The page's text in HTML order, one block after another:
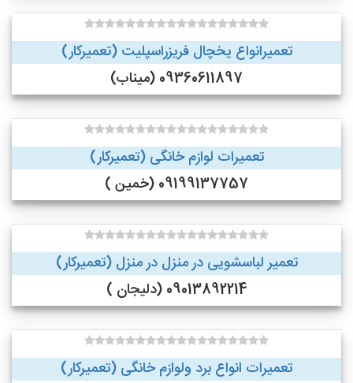
تعمیرانواع یخچال فریزراسپلیت (تعمیرکار)
09360611897 (میناب)
تعمیرات لوازم خانگی (تعمیرکار)
09199137757 (خمین )
تعمیر لباسشویی در منزل در منزل (تعمیرکار)
09013892214 (دلیجان )
تعمیرات انواع برد ولوازم خانگی (تعمیرکار)